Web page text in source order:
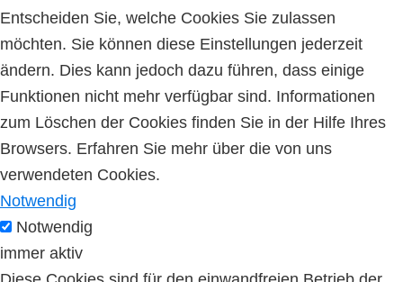
Entscheiden Sie, welche Cookies Sie zulassen
möchten. Sie können diese Einstellungen jederzeit
ändern. Dies kann jedoch dazu führen, dass einige
Funktionen nicht mehr verfügbar sind. Informationen
zum Löschen der Cookies finden Sie in der Hilfe Ihres
Browsers. Erfahren Sie mehr über die von uns
verwendeten Cookies.
Notwendig
Notwendig
immer aktiv